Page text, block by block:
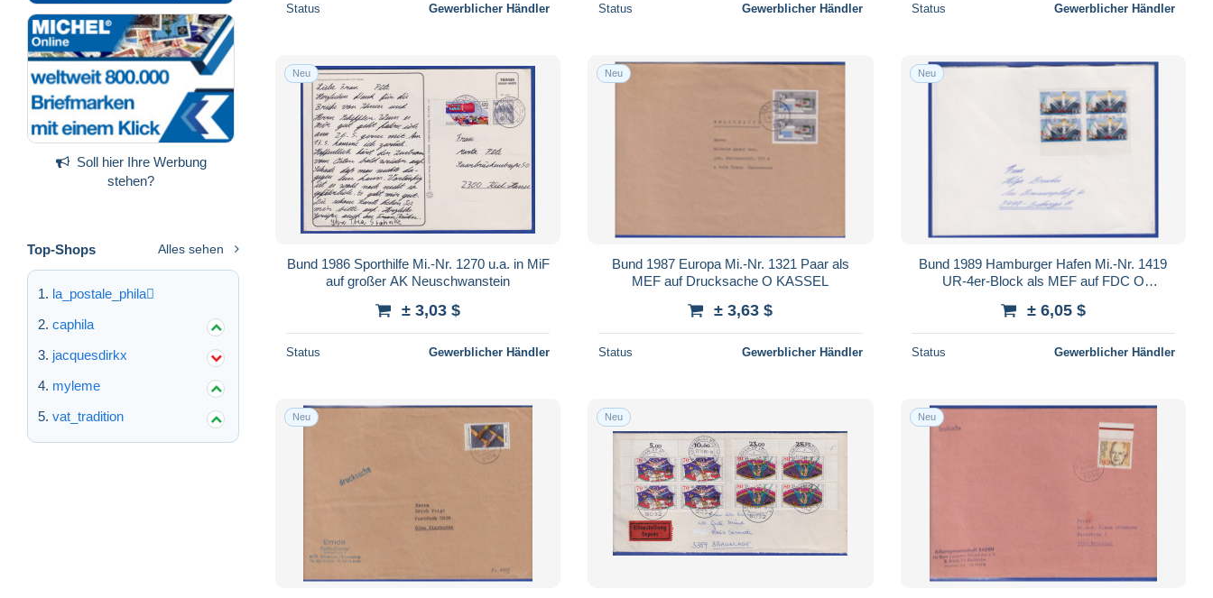
Soll hier Ihre Werbung
stehen?
Top-Shops Alles sehen
la_postale_phila
caphila
jacquesdirkx
myleme
vat_tradition
Status Gewerblicher Händler Status Gewerblicher Händler Status Gewerblicher Händler
Neu
Bund 1986 Sporthilfe Mi.-Nr. 1270 u.a. in MiF
auf großer AK Neuschwanstein
± 3,03 $
Status Gewerblicher Händler
Neu
Bund 1987 Europa Mi.-Nr. 1321 Paar als
MEF auf Drucksache O KASSEL
± 3,63 $
Status Gewerblicher Händler
Neu
Bund 1989 Hamburger Hafen Mi.-Nr. 1419
UR-4er-Block als MEF auf FDC O
± 6,05 $
Status Gewerblicher Händler
Neu Neu Neu